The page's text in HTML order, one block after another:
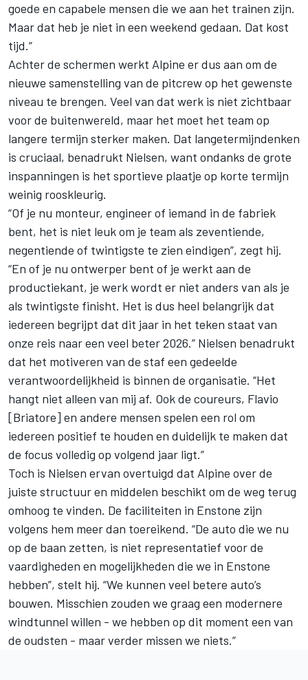
goede en capabele mensen die we aan het trainen zijn.
Maar dat heb je niet in een weekend gedaan. Dat kost
tijd.”
Achter de schermen werkt Alpine er dus aan om de
nieuwe samenstelling van de pitcrew op het gewenste
niveau te brengen. Veel van dat werk is niet zichtbaar
voor de buitenwereld, maar het moet het team op
langere termijn sterker maken. Dat langetermijndenken
is cruciaal, benadrukt Nielsen, want ondanks de grote
inspanningen is het sportieve plaatje op korte termijn
weinig rooskleurig.
“Of je nu monteur, engineer of iemand in de fabriek
bent, het is niet leuk om je team als zeventiende,
negentiende of twintigste te zien eindigen”, zegt hij.
“En of je nu ontwerper bent of je werkt aan de
productiekant, je werk wordt er niet anders van als je
als twintigste finisht. Het is dus heel belangrijk dat
iedereen begrijpt dat dit jaar in het teken staat van
onze reis naar een veel beter 2026.” Nielsen benadrukt
dat het motiveren van de staf een gedeelde
verantwoordelijkheid is binnen de organisatie. “Het
hangt niet alleen van mij af. Ook de coureurs, Flavio
[Briatore] en andere mensen spelen een rol om
iedereen positief te houden en duidelijk te maken dat
de focus volledig op volgend jaar ligt.”
Toch is Nielsen ervan overtuigd dat Alpine over de
juiste structuur en middelen beschikt om de weg terug
omhoog te vinden. De faciliteiten in Enstone zijn
volgens hem meer dan toereikend. “De auto die we nu
op de baan zetten, is niet representatief voor de
vaardigheden en mogelijkheden die we in Enstone
hebben”, stelt hij. “We kunnen veel betere auto’s
bouwen. Misschien zouden we graag een modernere
windtunnel willen - we hebben op dit moment een van
de oudsten - maar verder missen we niets.”